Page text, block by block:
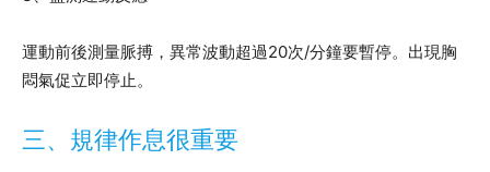
運動前後測量脈搏，異常波動超過20次/分鐘要暫停。出現胸
悶氣促立即停止。
三、規律作息很重要